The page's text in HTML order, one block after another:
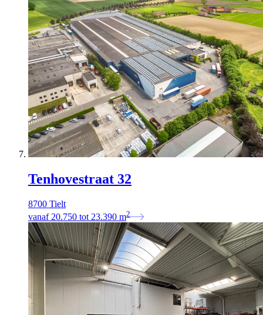
Tenhovestraat 32
8700 Tielt
vanaf 20.750 tot 23.390 m2